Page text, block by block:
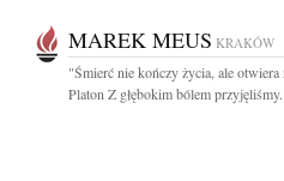
MAREK MEUS KRAKÓW
"Śmierć nie kończy życia, ale
Platon Z głębokim bólem